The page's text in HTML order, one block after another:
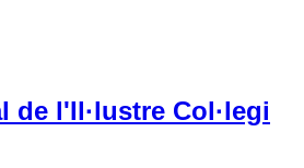
de l'Il·lustre Col·legi